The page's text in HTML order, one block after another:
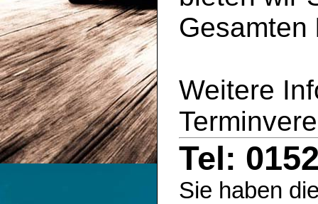
Gesamten
Weitere
Tel:
Sie haben